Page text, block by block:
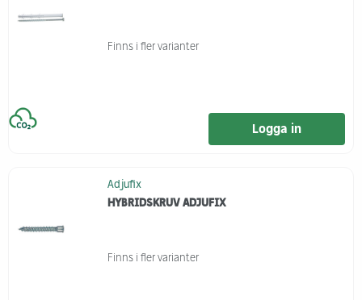
Finns i fler varianter
Logga in
Adjufix
HYBRIDSKRUV ADJUFIX
Finns i fler varianter